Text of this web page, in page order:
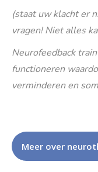
(staat uw klacht er
vragen! Niet alles
Neurofeedback
functioneren
verminderen en
Meer over